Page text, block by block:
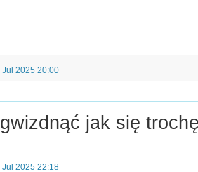
Jul 2025 20:00
jak się
Jul 2025 22:18